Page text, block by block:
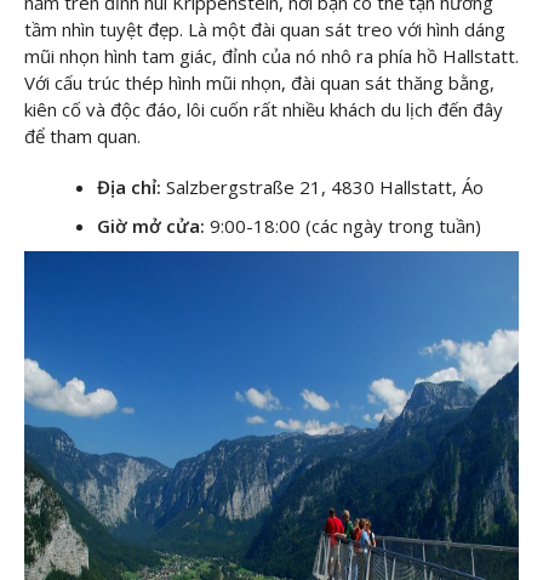
tầm nhìn tuyệt đẹp. Là một đài quan sát treo với hình dáng
mũi nhọn hình tam giác, đỉnh của nó nhô ra phía hồ Hallstatt.
Với cấu trúc thép hình mũi nhọn, đài quan sát thăng bằng,
kiên cố và độc đáo, lôi cuốn rất nhiều khách du lịch đến đây
để tham quan.
Địa chỉ: Salzbergstraße 21, 4830 Hallstatt, Áo
Giờ mở cửa: 9:00-18:00 (các ngày trong tuần)